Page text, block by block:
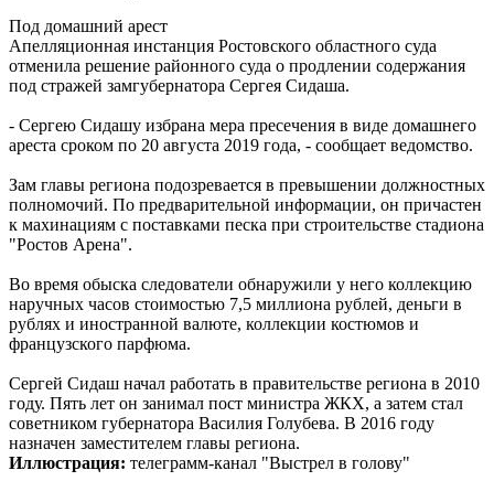
Под домашний арест
Апелляционная инстанция Ростовского областного суда
отменила решение районного суда о продлении содержания
под стражей замгубернатора Сергея Сидаша.
- Сергею Сидашу избрана мера пресечения в виде домашнего
ареста сроком по 20 августа 2019 года, - сообщает ведомство.
Зам главы региона подозревается в превышении должностных
полномочий. По предварительной информации, он причастен
к махинациям с поставками песка при строительстве стадиона
"Ростов Арена".
Во время обыска следователи обнаружили у него коллекцию
наручных часов стоимостью 7,5 миллиона рублей, деньги в
рублях и иностранной валюте, коллекции костюмов и
французского парфюма.
Сергей Сидаш начал работать в правительстве региона в 2010
году. Пять лет он занимал пост министра ЖКХ, а затем стал
советником губернатора Василия Голубева. В 2016 году
назначен заместителем главы региона.
Иллюстрация: телеграмм-канал "Выстрел в голову"